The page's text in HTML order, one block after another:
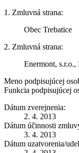
1. Zmluvná strana:
Obec Trebatice
2. Zmluvná strana:
Enermont, s.r.o.,
Meno podpisujúcej
Funkcia podpisujúcej
Dátum zverejnenia:
2. 4. 2013
Dátum účinnosti
3. 4. 2013
Dátum uzatvorenia/